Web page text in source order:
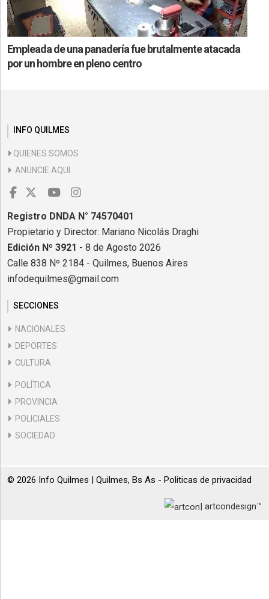
Empleada de una panadería fue brutalmente atacada
por un hombre en pleno centro
INFO QUILMES
QUIENES SOMOS
ANUNCIE AQUI
Registro DNDA N° 74570401
Propietario y Director: Mariano Nicolás Draghi
Edición Nº 3921 - 8 de Agosto 2026
Calle 838 Nº 2184 - Quilmes, Buenos Aires
infodequilmes@gmail.com
SECCIONES
NACIONALES
DEPORTES
CULTURA
POLÍTICA
PROVINCIA
POLICIALES
SOCIEDAD
© 2026 Info Quilmes | Quilmes, Bs As - Politicas de privacidad
| artcondesign™